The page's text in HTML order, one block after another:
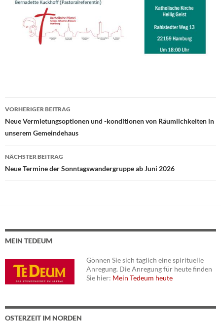
Beitragsnavigation
VORHERIGER BEITRAG
Neue Vermietungsoptionen und -konditionen von Räumlichkeiten in
unserem Gemeindehaus
NÄCHSTER BEITRAG
Neue Termine der Sonntagswandergruppe ab Juni 2026
MEIN TEDEUM
Gönnen Sie sich täglich eine spirituelle
Anregung. Die Anregung für heute finden
Sie hier: Mein Tedeum heute
OSTERZEIT IM NORDEN